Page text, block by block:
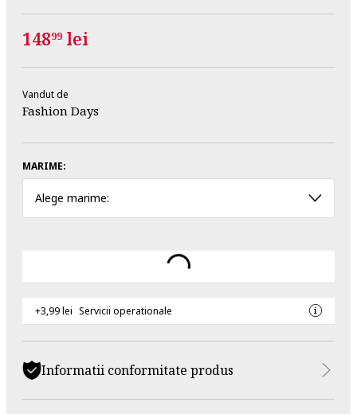
14899 lei
Vandut de
Fashion Days
MARIME:
Alege marime:
+3,99 lei Servicii operationale
Informatii conformitate produs